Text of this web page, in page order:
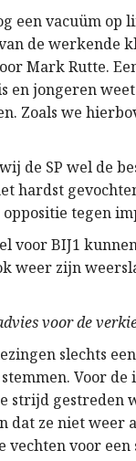
een vacuüm op
de werkende
Mark Rutte.
en jongeren
Zoals we
de SP wel de
hardst
tegen
voor BIJ1
weer zijn
voor de
slechts
Voor
strijd gestreden
dat ze niet weer
vechten voor